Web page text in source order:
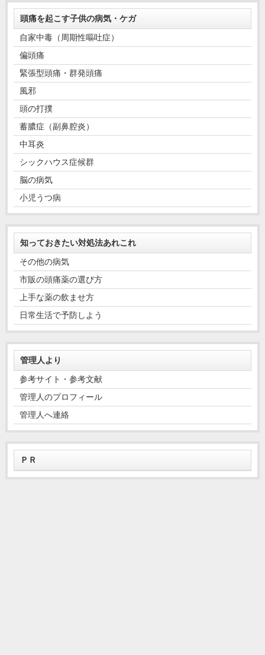
頭痛を起こす子供の病気・ケガ
自家中毒（周期性嘔吐症）
偏頭痛
緊張型頭痛・群発頭痛
風邪
頭の打撲
蓄膿症（副鼻腔炎）
中耳炎
シックハウス症候群
脳の病気
小児うつ病
知っておきたい対処法あれこれ
その他の病気
市販の頭痛薬の選び方
上手な薬の飲ませ方
日常生活で予防しよう
管理人より
参考サイト・参考文献
管理人のプロフィール
管理人へ連絡
ＰＲ